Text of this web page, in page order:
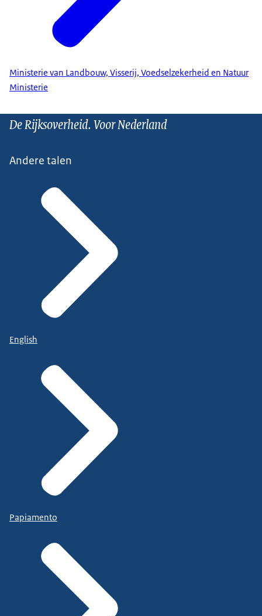
Ministerie van Landbouw, Visserij, Voedselzekerheid en Natuur
Ministerie
De Rijksoverheid. Voor Nederland
Andere talen
English
Papiamento